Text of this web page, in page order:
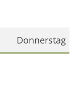
Donnerstag